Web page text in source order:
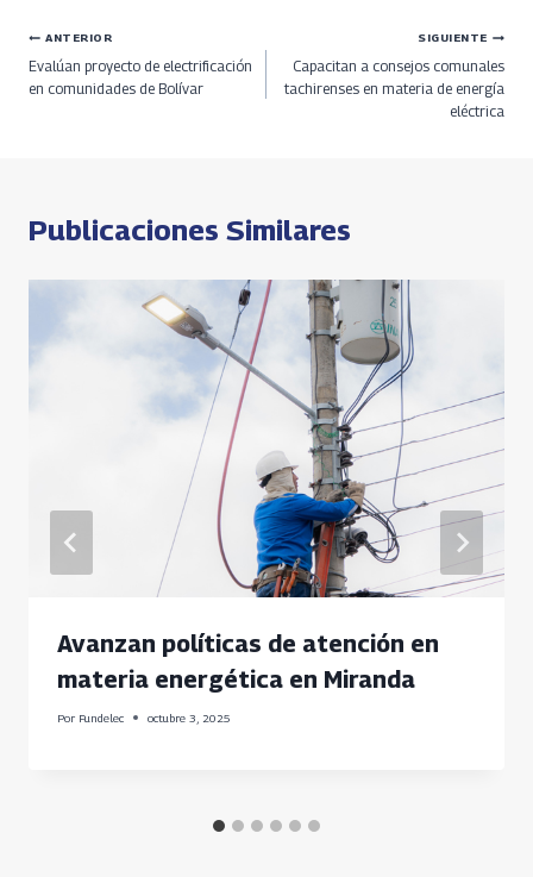
b
o
o
a
ds
a
m
s
Li
n
e
Navegación
de
ANTERIOR
Evalúan proyecto de electrificación
en comunidades de Bolívar
SIGUIENTE
Capacitan a consejos comunales
tachirenses en materia de energía
eléctrica
Publicaciones Similares
Avanzan políticas de atención en
materia energética en Miranda
Por Fundelec octubre 3, 2025